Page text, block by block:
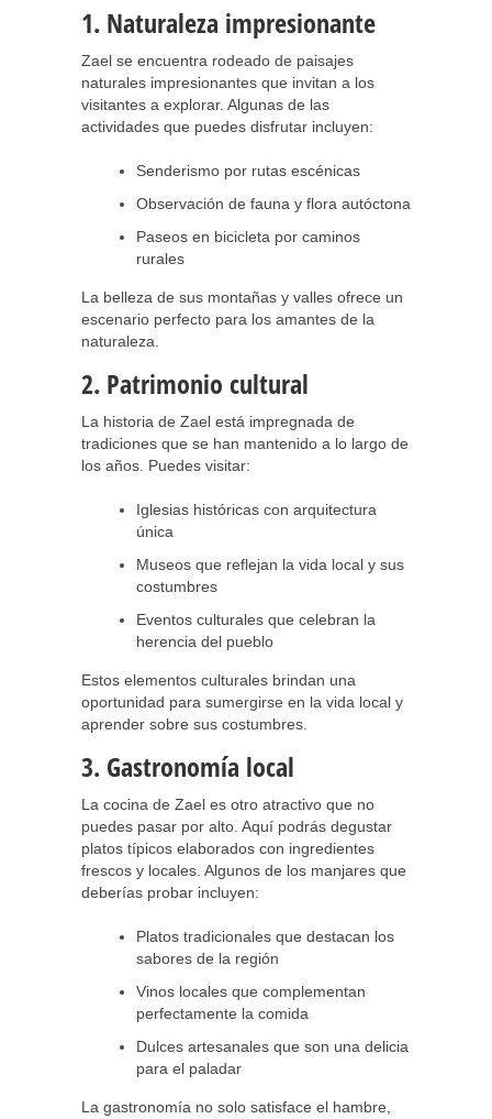
1. Naturaleza impresionante
Zael se encuentra rodeado de paisajes
naturales impresionantes que invitan a los
visitantes a explorar. Algunas de las
actividades que puedes disfrutar incluyen:
Senderismo por rutas escénicas
Observación de fauna y flora autóctona
Paseos en bicicleta por caminos
rurales
La belleza de sus montañas y valles ofrece un
escenario perfecto para los amantes de la
naturaleza.
2. Patrimonio cultural
La historia de Zael está impregnada de
tradiciones que se han mantenido a lo largo de
los años. Puedes visitar:
Iglesias históricas con arquitectura
única
Museos que reflejan la vida local y sus
costumbres
Eventos culturales que celebran la
herencia del pueblo
Estos elementos culturales brindan una
oportunidad para sumergirse en la vida local y
aprender sobre sus costumbres.
3. Gastronomía local
La cocina de Zael es otro atractivo que no
puedes pasar por alto. Aquí podrás degustar
platos típicos elaborados con ingredientes
frescos y locales. Algunos de los manjares que
deberías probar incluyen:
Platos tradicionales que destacan los
sabores de la región
Vinos locales que complementan
perfectamente la comida
Dulces artesanales que son una delicia
para el paladar
La gastronomía no solo satisface el hambre,